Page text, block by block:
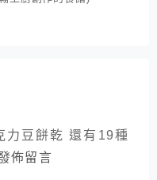
力豆餅乾 還有19種
佈留言